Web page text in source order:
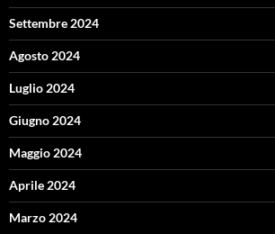
Settembre 2024
Agosto 2024
Luglio 2024
Giugno 2024
Maggio 2024
Aprile 2024
Marzo 2024